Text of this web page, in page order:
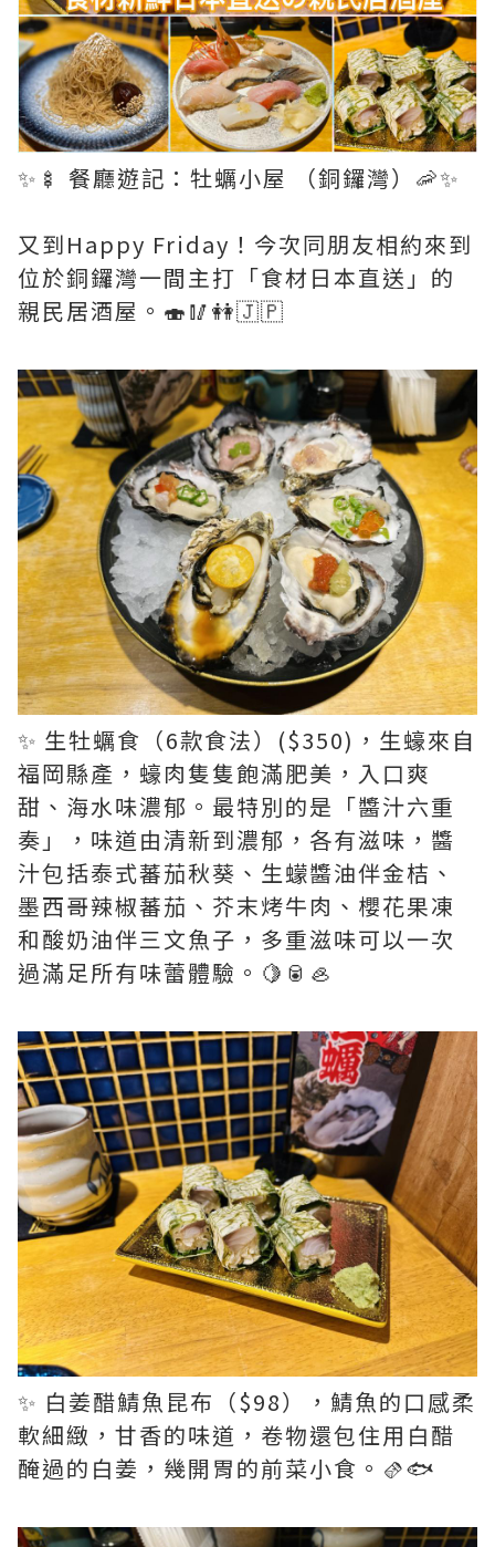
✨🍢 餐廳遊記：牡蠣小屋 （銅鑼灣）🦐✨
又到Happy Friday！今次同朋友相約來到
位於銅鑼灣一間主打「食材日本直送」的
親民居酒屋。🍣🥢👭🇯🇵
✨ 生牡蠣食（6款食法）($350)，生蠔來自
福岡縣產，蠔肉隻隻飽滿肥美，入口爽
甜、海水味濃郁。最特別的是「醬汁六重
奏」，味道由清新到濃郁，各有滋味，醬
汁包括泰式蕃茄秋葵、生蠓醬油伴金桔、
墨西哥辣椒蕃茄、芥末烤牛肉、櫻花果凍
和酸奶油伴三文魚子，多重滋味可以一次
過滿足所有味蕾體驗。🍋🥫🦪
✨ 白姜醋鯖魚昆布（$98），鯖魚的口感柔
軟細緻，甘香的味道，卷物還包住用白醋
醃過的白姜，幾開胃的前菜小食。🫔🐟